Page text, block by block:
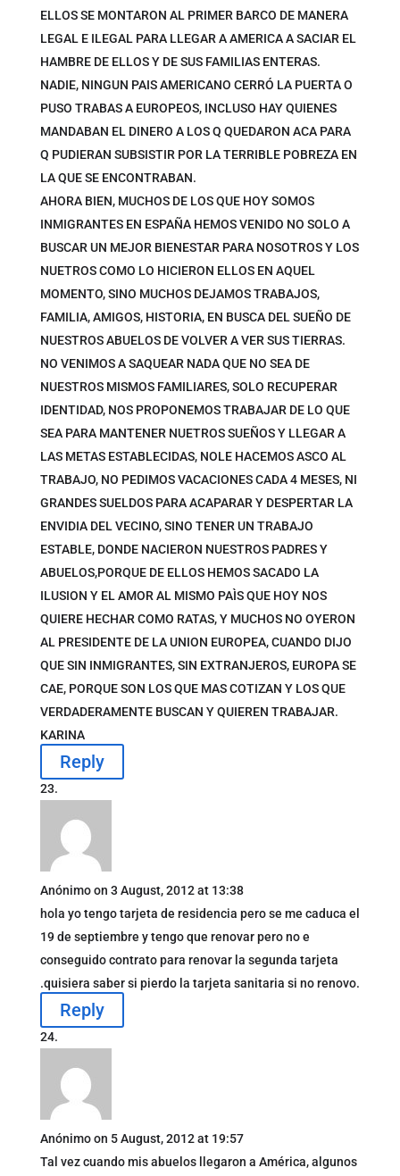
ELLOS SE MONTARON AL PRIMER BARCO DE MANERA
LEGAL E ILEGAL PARA LLEGAR A AMERICA A SACIAR EL
HAMBRE DE ELLOS Y DE SUS FAMILIAS ENTERAS.
NADIE, NINGUN PAIS AMERICANO CERRÓ LA PUERTA O
PUSO TRABAS A EUROPEOS, INCLUSO HAY QUIENES
MANDABAN EL DINERO A LOS Q QUEDARON ACA PARA
Q PUDIERAN SUBSISTIR POR LA TERRIBLE POBREZA EN
LA QUE SE ENCONTRABAN.
AHORA BIEN, MUCHOS DE LOS QUE HOY SOMOS
INMIGRANTES EN ESPAÑA HEMOS VENIDO NO SOLO A
BUSCAR UN MEJOR BIENESTAR PARA NOSOTROS Y LOS
NUETROS COMO LO HICIERON ELLOS EN AQUEL
MOMENTO, SINO MUCHOS DEJAMOS TRABAJOS,
FAMILIA, AMIGOS, HISTORIA, EN BUSCA DEL SUEÑO DE
NUESTROS ABUELOS DE VOLVER A VER SUS TIERRAS.
NO VENIMOS A SAQUEAR NADA QUE NO SEA DE
NUESTROS MISMOS FAMILIARES, SOLO RECUPERAR
IDENTIDAD, NOS PROPONEMOS TRABAJAR DE LO QUE
SEA PARA MANTENER NUETROS SUEÑOS Y LLEGAR A
LAS METAS ESTABLECIDAS, NOLE HACEMOS ASCO AL
TRABAJO, NO PEDIMOS VACACIONES CADA 4 MESES, NI
GRANDES SUELDOS PARA ACAPARAR Y DESPERTAR LA
ENVIDIA DEL VECINO, SINO TENER UN TRABAJO
ESTABLE, DONDE NACIERON NUESTROS PADRES Y
ABUELOS,PORQUE DE ELLOS HEMOS SACADO LA
ILUSION Y EL AMOR AL MISMO PAÌS QUE HOY NOS
QUIERE HECHAR COMO RATAS, Y MUCHOS NO OYERON
AL PRESIDENTE DE LA UNION EUROPEA, CUANDO DIJO
QUE SIN INMIGRANTES, SIN EXTRANJEROS, EUROPA SE
CAE, PORQUE SON LOS QUE MAS COTIZAN Y LOS QUE
VERDADERAMENTE BUSCAN Y QUIEREN TRABAJAR.
KARINA
Reply
Anónimo on 3 August, 2012 at 13:38
hola yo tengo tarjeta de residencia pero se me caduca el
19 de septiembre y tengo que renovar pero no e
conseguido contrato para renovar la segunda tarjeta
.quisiera saber si pierdo la tarjeta sanitaria si no renovo.
Reply
Anónimo on 5 August, 2012 at 19:57
Tal vez cuando mis abuelos llegaron a América, algunos